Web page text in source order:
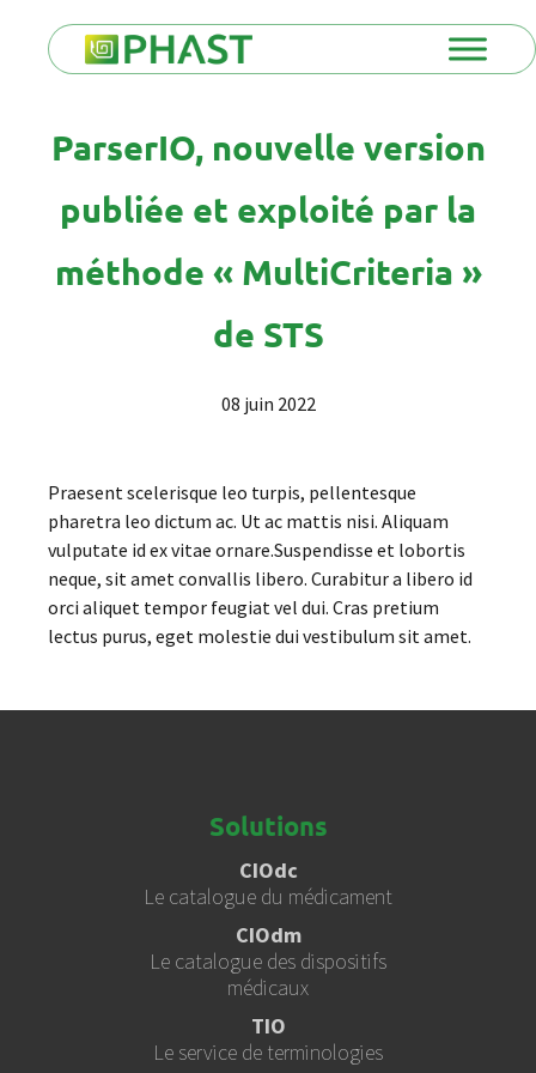
ParserIO, nouvelle version
publiée et exploité par la
méthode « MultiCriteria »
de STS
08 juin 2022
Praesent scelerisque leo turpis, pellentesque
pharetra leo dictum ac. Ut ac mattis nisi. Aliquam
vulputate id ex vitae ornare.Suspendisse et lobortis
neque, sit amet convallis libero. Curabitur a libero id
orci aliquet tempor feugiat vel dui. Cras pretium
lectus purus, eget molestie dui vestibulum sit amet.
Solutions
CIOdc
Le catalogue du médicament
CIOdm
Le catalogue des dispositifs
médicaux
TIO
Le service de terminologies